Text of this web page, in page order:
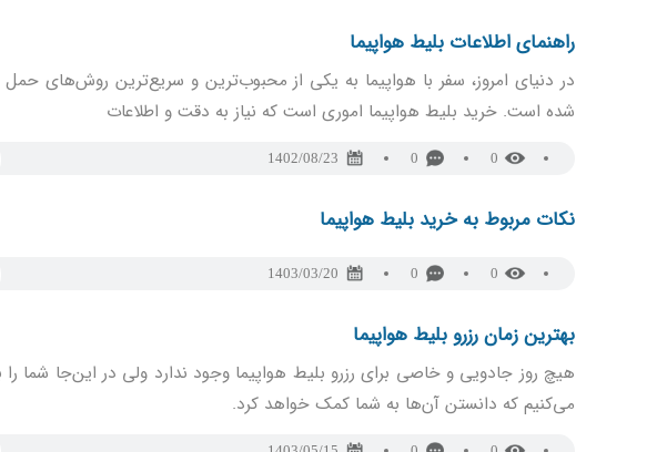
راهنمای اطلاعات بلیط هواپیما
در دنیای امروز، سفر با هواپیما به یکی از محبوب‌ترین و سریع‌ترین روش‌های
شده است. خرید بلیط هواپیما اموری است که نیاز به دقت و اطلاعات
0
0
1402/08/23
نکات مربوط به خرید بلیط هواپیما
0
0
1403/03/20
بهترین زمان رزرو بلیط هواپیما
هیچ روز جادویی و خاصی برای رزرو بلیط هواپیما وجود ندارد ولی در این‌جا شما را
می‌کنیم که دانستن آن‌ها به شما کمک خواهد کرد.